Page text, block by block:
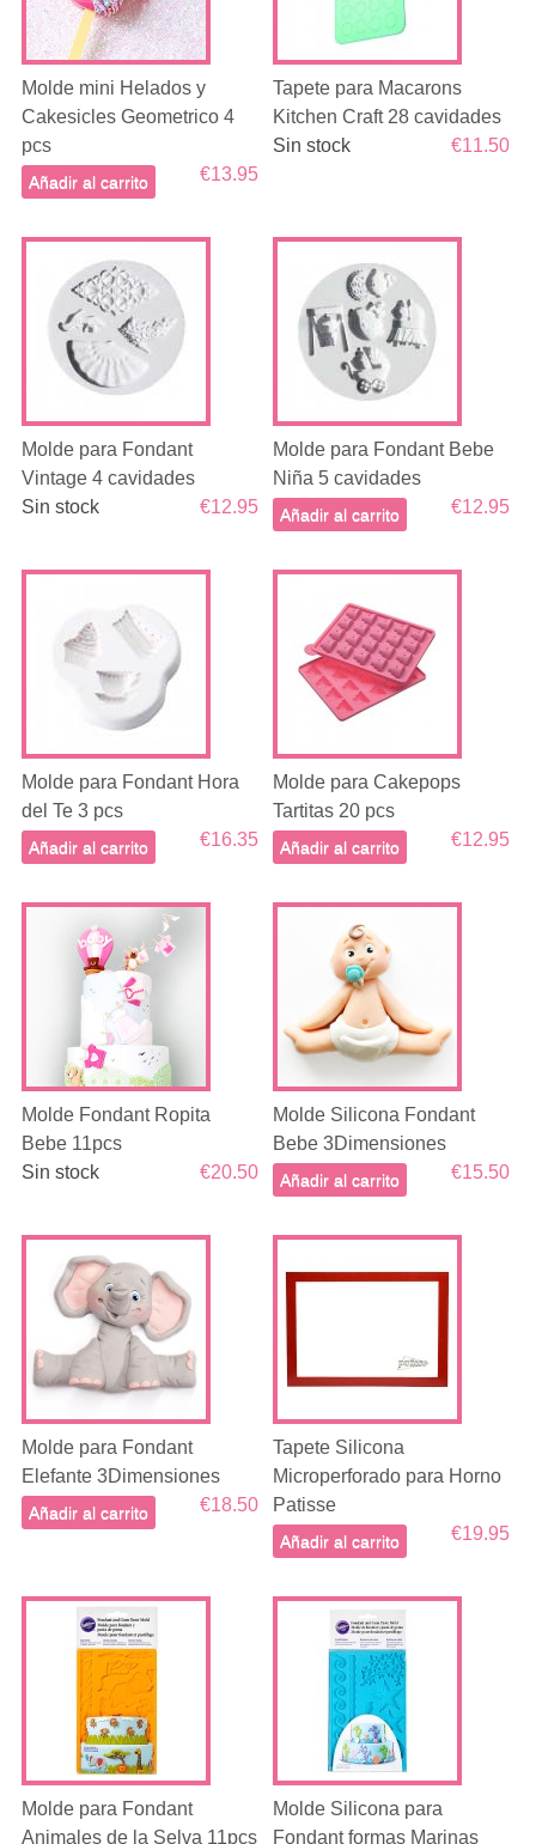
Molde mini Helados y
Cakesicles Geometrico 4
pcs
€13.95
Añadir al carrito
Tapete para Macarons
Kitchen Craft 28 cavidades
€11.50
Sin stock
Molde para Fondant
Vintage 4 cavidades
€12.95
Sin stock
Molde para Fondant Bebe
Niña 5 cavidades
€12.95
Añadir al carrito
Molde para Fondant Hora
del Te 3 pcs
€16.35
Añadir al carrito
Molde para Cakepops
Tartitas 20 pcs
€12.95
Añadir al carrito
Molde Fondant Ropita
Bebe 11pcs
€20.50
Sin stock
Molde Silicona Fondant
Bebe 3Dimensiones
€15.50
Añadir al carrito
Molde para Fondant
Elefante 3Dimensiones
€18.50
Añadir al carrito
Tapete Silicona
Microperforado para Horno
Patisse
€19.95
Añadir al carrito
Molde para Fondant
Animales de la Selva 11pcs
Molde Silicona para
Fondant formas Marinas